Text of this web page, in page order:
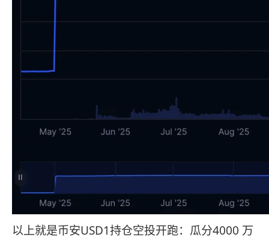
以上就是币安USD1持仓空投开跑：瓜分4000 万